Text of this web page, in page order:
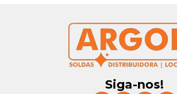
Siga-nos!